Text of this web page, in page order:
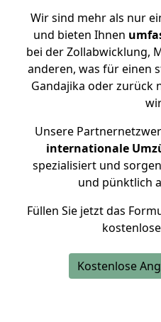
Wir sind mehr als nur
und bieten Ihnen
bei der Zollabwicklung,
anderen, was für einen
Gandajika oder zurück
Unsere
internationale
spezialisiert und
und pünktlich
Füllen Sie jetzt das
Kostenlose